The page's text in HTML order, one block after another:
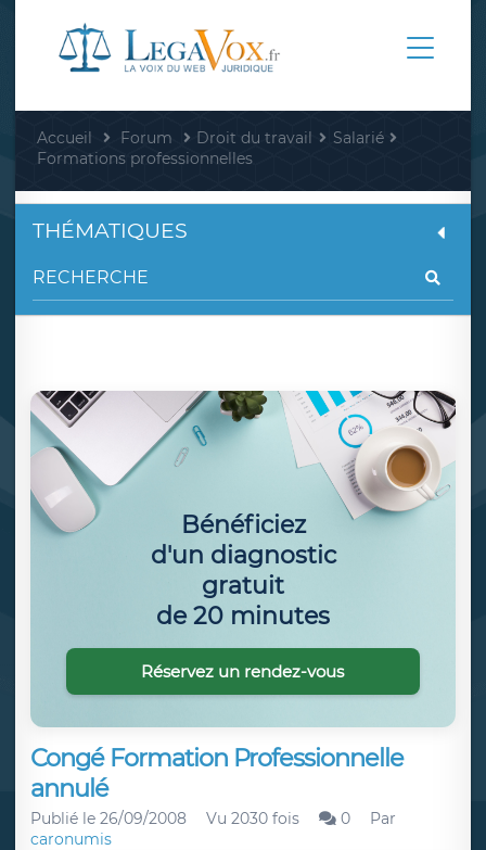
Accueil Forum Droit du travail
Salarié
Formations professionnelles
Congé Formation Professionnelle
annulé
Publié le 26/09/2008 Vu 2030 fois 0
Par
caronumis
THÉMATIQUES
Bénéficiez
d'un diagnostic
gratuit
de 20 minutes
Réservez un rendez-vous